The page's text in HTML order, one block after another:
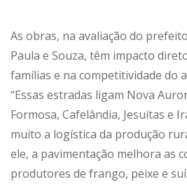
As obras, na avaliação do
Paula e Souza, têm impacto
famílias e na competitividade do
“Essas estradas ligam Nova
Formosa, Cafelândia, Jesuítas e
muito a logística da produção
ele, a pavimentação melhora as
produtores de frango, peixe e